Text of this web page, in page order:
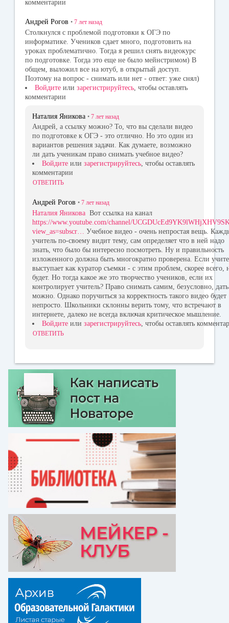
комментарии
Андрей Рогов • 7 лет назад
Столкнулся с проблемой подготовки к ОГЭ по
информатике. Учеников сдает много, подготовить на
уроках проблематично. Тогда я решил снять видеокурс
по подготовке. Тогда это еще не было мейнстримом) В
общем, выложил все на ютуб, в открытый доступ.
Поэтому на вопрос - снимать или нет - ответ: уже снял)
Войдите или зарегистрируйтесь , чтобы оставлять
комментарии
Наталия Яникова • 7 лет назад
Андрей, а ссылку можно? То, что вы сделали видео
по подготовке к ОГЭ - это отлично. Но это один из
вариантов решения задачи. Как думаете, возможно
ли дать ученикам право снимать учебное видео?
Войдите или зарегистрируйтесь, чтобы оставлять
комментарии
ОТВЕТИТЬ
Андрей Рогов • 7 лет назад
Наталия Яникова Вот ссылка на канал
https://www.youtube.com/channel/
view_as=subscr…
Учебное видео - очень непростая вещь.
учитель по-своему видит тему, сам определяет что в ней надо
знать, что было бы интересно посмотреть. Ну и правильность
изложенного должна быть многократно проверена. Если
выступает как куратор съемки - с этим проблем, скорее всего,
будет. Но тогда какое же это творчество учеников, если их
контролирует учитель? Право снимать самим, безусловно, дать
можно. Однако поручиться за корректность такого видео будет
непросто. Школьники склонны верить тому, что встречают в
интернете, далеко не всегда включая критическое мышление.
Войдите или зарегистрируйтесь , чтобы оставлять
ОТВЕТИТЬ